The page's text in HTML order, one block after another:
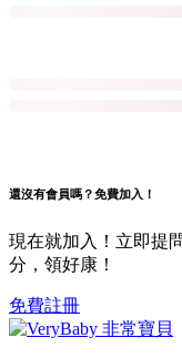
還沒有會員嗎？免費加入！
現在就加入！立即提
分，領好康！
免費註冊